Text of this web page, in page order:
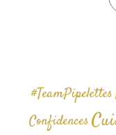
#TeamPipelettes
Confidences